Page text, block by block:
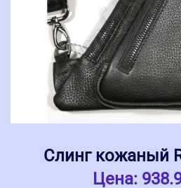
Слинг кожаный
Цена: